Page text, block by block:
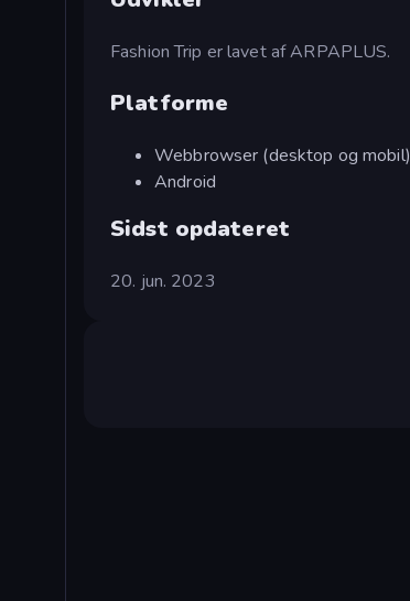
Fashion Trip er lavet af ARPAPLUS.
Platforme
Webbrowser (desktop og mobil)
Android
Sidst opdateret
20. jun. 2023